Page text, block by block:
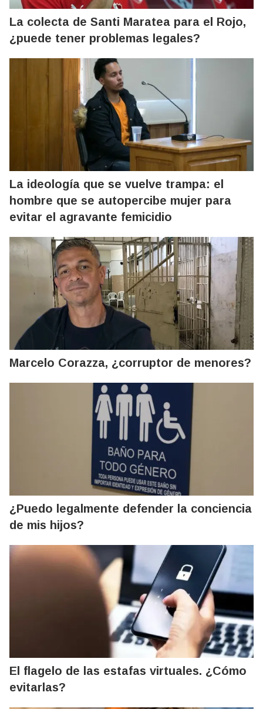
La colecta de Santi Maratea para el Rojo,
¿puede tener problemas legales?
La ideología que se vuelve trampa: el
hombre que se autopercibe mujer para
evitar el agravante femicidio
Marcelo Corazza, ¿corruptor de menores?
¿Puedo legalmente defender la conciencia
de mis hijos?
El flagelo de las estafas virtuales. ¿Cómo
evitarlas?